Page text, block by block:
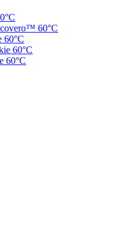
60°C
60°C
60°C
60°C